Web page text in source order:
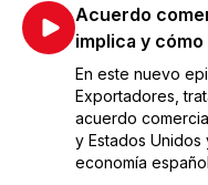
Acuerdo
implica y cómo
En este nuevo
Exportadores,
acuerdo
y Estados Unidos
economía